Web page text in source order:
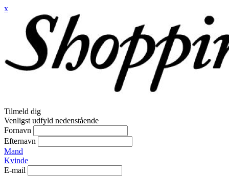
x
Tilmeld dig
Venligst udfyld nedenstående
Fornavn
Efternavn
Mand
Kvinde
E-mail